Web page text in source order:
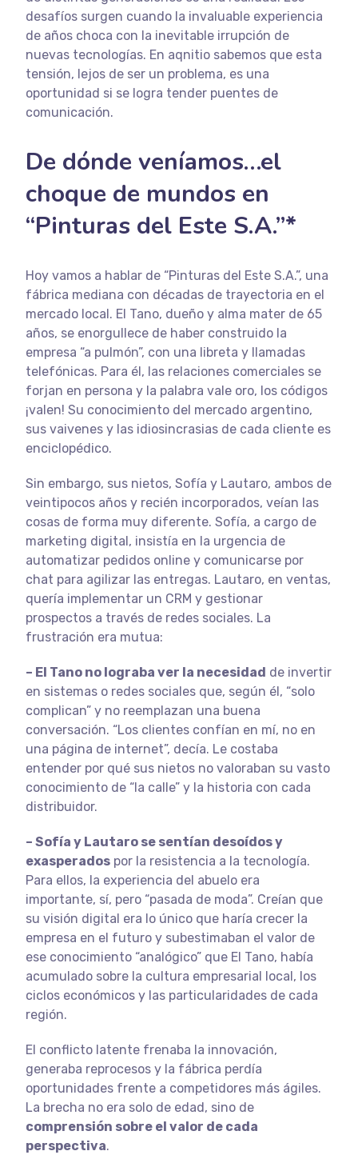
desafíos surgen cuando la invaluable experiencia
de años choca con la inevitable irrupción de
nuevas tecnologías. En aqnitio sabemos que esta
tensión, lejos de ser un problema, es una
oportunidad si se logra tender puentes de
comunicación.
De dónde veníamos…el
choque de mundos en
“Pinturas del Este S.A.”*
Hoy vamos a hablar de “Pinturas del Este S.A.”, una
fábrica mediana con décadas de trayectoria en el
mercado local. El Tano, dueño y alma mater de 65
años, se enorgullece de haber construido la
empresa “a pulmón”, con una libreta y llamadas
telefónicas. Para él, las relaciones comerciales se
forjan en persona y la palabra vale oro, los códigos
¡valen! Su conocimiento del mercado argentino,
sus vaivenes y las idiosincrasias de cada cliente es
enciclopédico.
Sin embargo, sus nietos, Sofía y Lautaro, ambos de
veintipocos años y recién incorporados, veían las
cosas de forma muy diferente. Sofía, a cargo de
marketing digital, insistía en la urgencia de
automatizar pedidos online y comunicarse por
chat para agilizar las entregas. Lautaro, en ventas,
quería implementar un CRM y gestionar
prospectos a través de redes sociales. La
frustración era mutua:
– El Tano no lograba ver la necesidad de invertir
en sistemas o redes sociales que, según él, “solo
complican” y no reemplazan una buena
conversación. “Los clientes confían en mí, no en
una página de internet”, decía. Le costaba
entender por qué sus nietos no valoraban su vasto
conocimiento de “la calle” y la historia con cada
distribuidor.
–Sofía y Lautaro se sentían desoídos y
exasperados por la resistencia a la tecnología.
Para ellos, la experiencia del abuelo era
importante, sí, pero “pasada de moda”. Creían que
su visión digital era lo único que haría crecer la
empresa en el futuro y subestimaban el valor de
ese conocimiento “analógico” que El Tano, había
acumulado sobre la cultura empresarial local, los
ciclos económicos y las particularidades de cada
región.
El conflicto latente frenaba la innovación,
generaba reprocesos y la fábrica perdía
oportunidades frente a competidores más ágiles.
La brecha no era solo de edad, sino de
comprensión sobre el valor de cada
perspectiva.